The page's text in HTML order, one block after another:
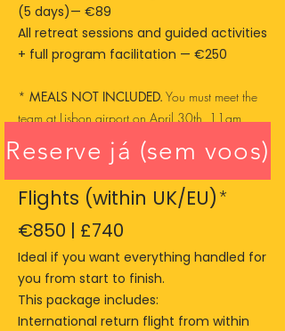
(5 days)— €89
All retreat sessions and guided activities
+ full program facilitation — €250
* MEALS NOT INCLUDED. You must meet the
team at Lisbon airport on April 30th, 11am
Inclusive Package — With
Flights (within UK/EU)*
€850 | £740
Ideal if you want everything handled for
you from start to finish.
This package includes:
International return flight from within
Reserve já (sem voos)